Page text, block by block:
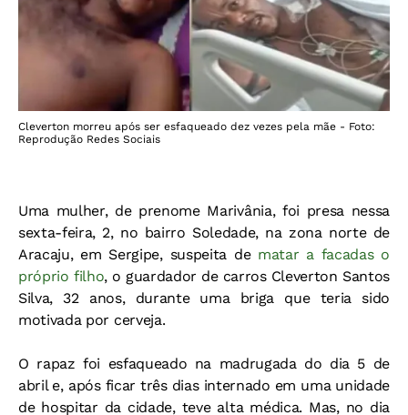
Cleverton morreu após ser esfaqueado dez vezes pela mãe - Foto:
Reprodução Redes Sociais
Uma mulher, de prenome Marivânia, foi presa nessa
sexta-feira, 2, no bairro Soledade, na zona norte de
Aracaju, em Sergipe, suspeita de matar a facadas o
próprio filho, o guardador de carros Cleverton Santos
Silva, 32 anos, durante uma briga que teria sido
motivada por cerveja.
O rapaz foi esfaqueado na madrugada do dia 5 de
abril e, após ficar três dias internado em uma unidade
de hospitar da cidade, teve alta médica. Mas, no dia